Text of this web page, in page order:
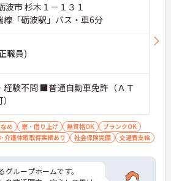
波市 杉木１－１３１
線「砺波駅」バス・車6分
職員)
験不問 ■普通自動車免許（ＡＴ
め 寮・借り上げ 無資格OK
ブランクOK
介護休暇取得実績あり 社会保険完備 交通費支給
ループホームです。